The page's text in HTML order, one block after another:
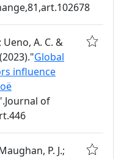
Ueno, A. C. &
Global
influence
of
P. J.;